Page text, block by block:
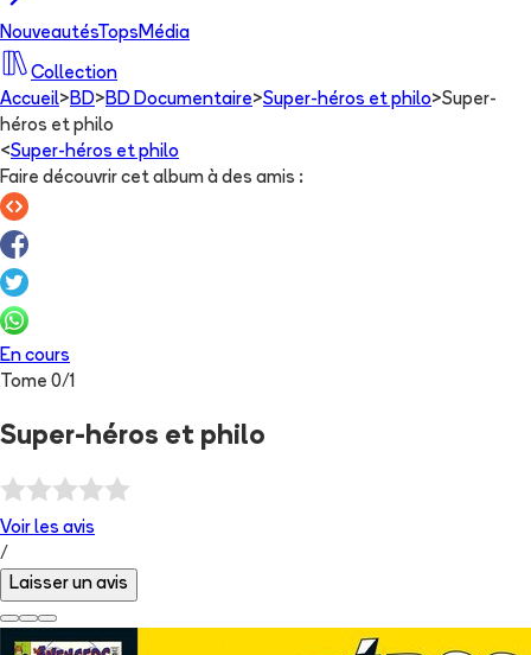
NouveautésTops Média
Collection
Accueil> BD> BD Documentaire>Super-héros et philo>Super-
héros et philo
<Super-héros et philo
Faire découvrir cet album à des amis :
En cours
Tome 0/1
Super-héros et philo
Voir les avis
/
Laisser un avis